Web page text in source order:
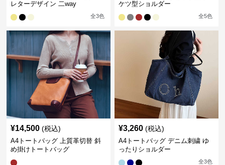
レターデザイン 二way
全3色
ケツ型ショルダー
全5色
¥14,500 (税込)
A4トートバッグ 上質革切替 斜
め掛けトートバッグ
¥3,260 (税込)
A4トートバッグ デニム刺繍 ゆ
ったりショルダー
全3色